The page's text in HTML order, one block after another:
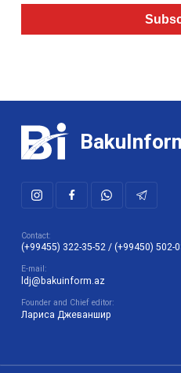
Contact:
(+99455) 322-35-52/ (+99450) 502-
E-mail:
ldj@bakuinform.az
Founder and Chief editor:
Лариса Джеваншир